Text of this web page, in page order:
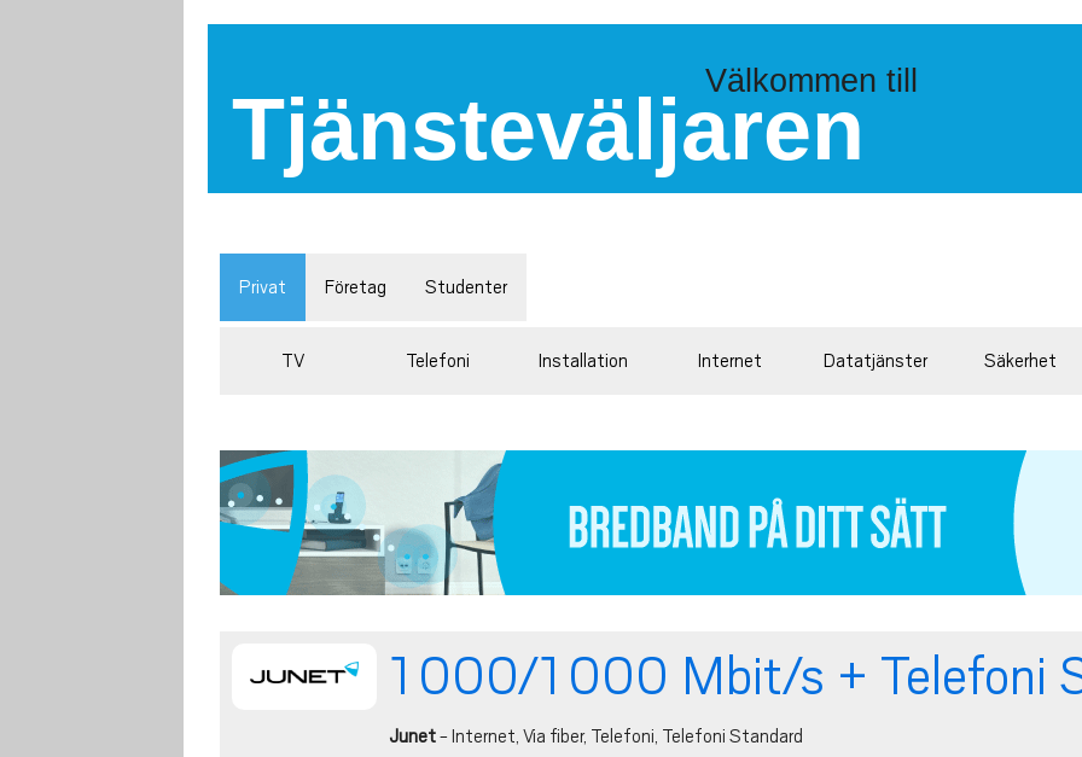
Välkommen till
Tjänsteväljaren
Privat Företag Studenter
TV Telefoni Installation Internet Datatjänster Säkerhet
1 000/1 000 Mbit/s + Telefoni
Junet- Internet, Via fiber, Telefoni, Telefoni Standard